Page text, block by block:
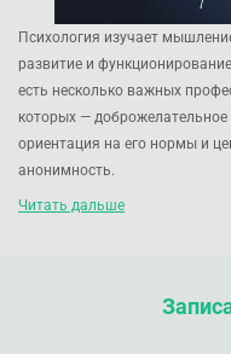
Психология изучает
развитие и
есть несколько важных
которых — доброжелательное
ориентация на его нормы и
анонимность.
Психические заболевания
представлениях, реакциях и
Читать дальше